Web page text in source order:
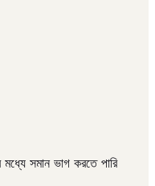
সমান ভাগ করতে পারি